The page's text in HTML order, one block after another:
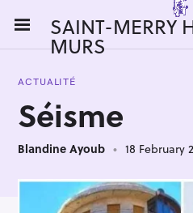
i
SAINT-MERRY
MURS
ACTUALITÉ
Séisme
Blandine Ayoub 18 February